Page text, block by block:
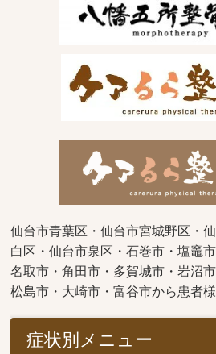
仙台市青葉区・仙台市宮城野区・
白区・仙台市泉区・石巻市・塩竈
名取市・角田市・多賀城市・岩沼
松島市・大崎市・富谷市から患者
症状別メニュー